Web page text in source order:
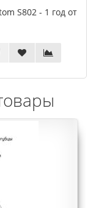
S802 - 1 год от